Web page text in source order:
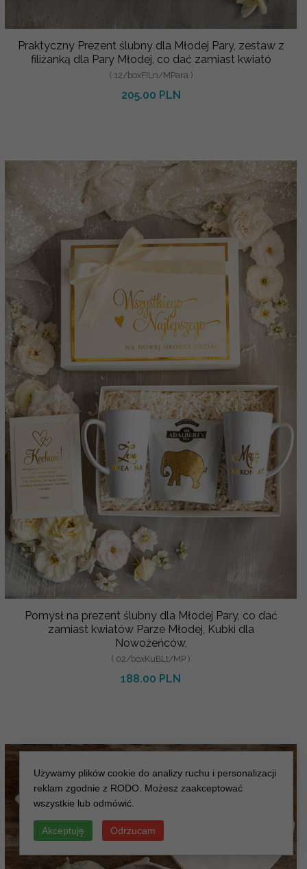
Praktyczny Prezent ślubny dla Młodej Pary, zestaw z
filiżanką dla Pary Młodej, co dać zamiast kwiató
( 12/boxFILn/MPara )
205.00 PLN
Pomysł na prezent ślubny dla Młodej Pary, co dać
zamiast kwiatów Parze Młodej, Kubki dla
Nowożeńców,
( 02/boxKuBLt/MP )
188.00 PLN
Używamy plików cookie do analizy ruchu i personalizacji
reklam zgodnie z RODO. Możesz zaakceptować
wszystkie lub odmówić.
Akceptuję Odrzucam